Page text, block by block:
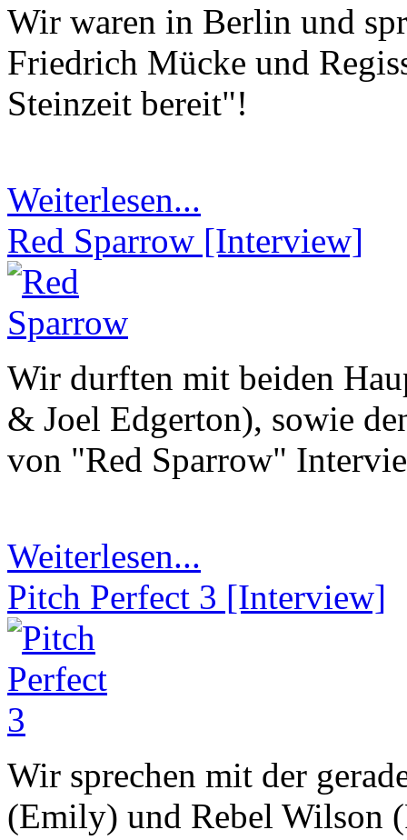
Wir waren in Berlin und
Friedrich Mücke und
Steinzeit bereit"!
Weiterlesen...
Red Sparrow [Interview]
Wir durften mit beiden
& Joel Edgerton), sowie
von "Red Sparrow"
Weiterlesen...
Pitch Perfect 3 [Interview]
Wir sprechen mit der
(Emily) und Rebel Wilson